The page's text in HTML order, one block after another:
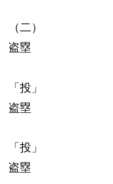
（二） 菊池
盗塁
「投」 島
盗塁
「投」 塹
盗塁